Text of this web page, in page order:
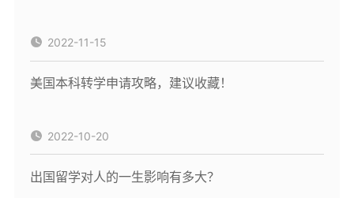
2022-11-15
美国本科转学申请攻略，建议收藏！
2022-10-20
出国留学对人的一生影响有多大？